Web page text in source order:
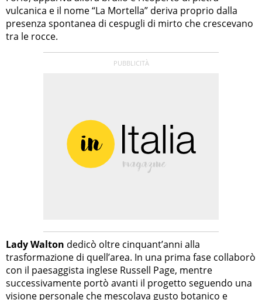
vulcanica e il nome “La Mortella” deriva proprio dalla
presenza spontanea di cespugli di mirto che crescevano
tra le rocce.
Lady Walton dedicò oltre cinquant’anni alla
trasformazione di quell’area. In una prima fase collaborò
con il paesaggista inglese Russell Page, mentre
successivamente portò avanti il progetto seguendo una
visione personale che mescolava gusto botanico e